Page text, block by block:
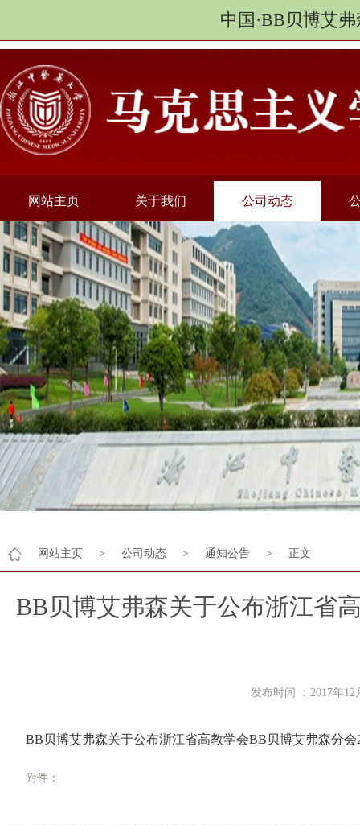
中国·BB贝博艾
网站主页 关于我们 公司动态
网站主页 > 公司动态 > 通知公告 > 正文
BB贝博艾弗森关于公布浙江省
发布时间 ：2017
BB贝博艾弗森关于公布浙江省高教学会BB贝博艾弗森分
附件：